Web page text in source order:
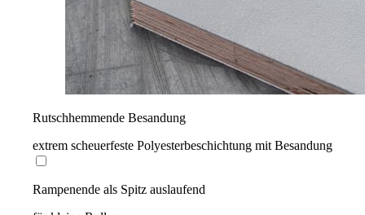
Rutschhemmende Besandung
extrem scheuerfeste Polyesterbeschichtung mit Besandung
Rampenende als Spitz auslaufend